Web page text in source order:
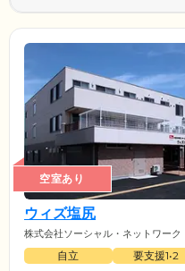
空室あり
ウィズ塩尻
株式会社ソーシャル・ネットワーク
自立 要支援1•2